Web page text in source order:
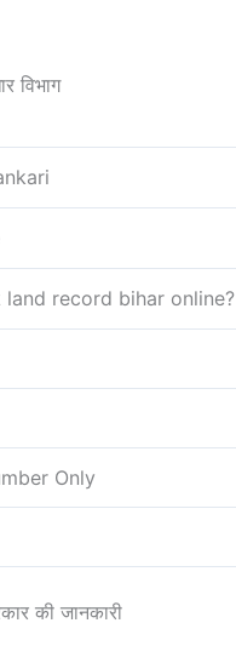
विभाग
record bihar online?
Only
की जानकारी